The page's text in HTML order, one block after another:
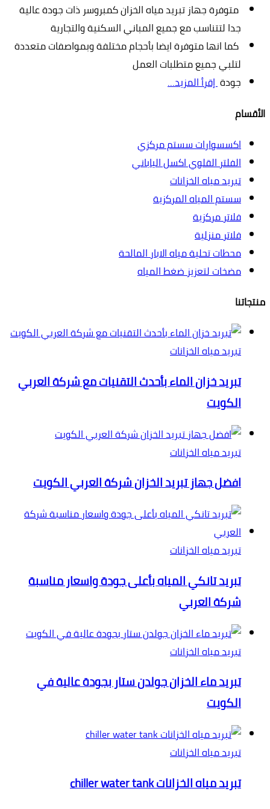
متوفرة جهاز تبريد مياه الخزان كمبروسر ذات جودة عالية
جدا لتتناسب مع جميع المباني السكنية والتجارية
كما انها متوفرة ايضا بأحجام مختلفة وبمواصفات متعددة
لتلبي جميع متطلبات العمل
جودة ‏إقرأ المزيد…
الأقسام
اكسسوارات سستم مركزي
الفلتر القلوي اكسل الياباني
تبريد مياه الخزانات
سستم المياه المركزية
فلاتر مركزية
فلاتر منزلية
محطات تحلية مياه الابار المالحة
مضخات لتعزيز ضغط المياه
منتجاتنا
تبريد مياه الخزانات
تبريد خزان الماء بأحدث التقنيات مع شركة العربي
الكويت
تبريد مياه الخزانات
افضل جهاز تبريد الخزان شركة العربي الكويت
تبريد مياه الخزانات
تبريد تانكي المياه بأعلى جودة واسعار مناسبة
شركة العربي
تبريد مياه الخزانات
تبريد ماء الخزان جولدن ستار بجودة عالية في
الكويت
تبريد مياه الخزانات
تبريد مياه الخزانات chiller water tank